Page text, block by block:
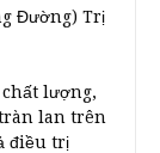
Đường) Trị
lượng,
lan trên
điều trị